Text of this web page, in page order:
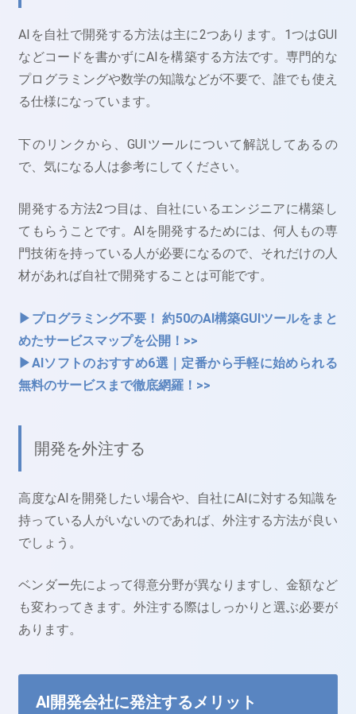
AIを自社で開発する方法は主に2つあります。1つはGUI
などコードを書かずにAIを構築する方法です。専門的な
プログラミングや数学の知識などが不要で、誰でも使え
る仕様になっています。
下のリンクから、GUIツールについて解説してあるの
で、気になる人は参考にしてください。
開発する方法2つ目は、自社にいるエンジニアに構築し
てもらうことです。AIを開発するためには、何人もの専
門技術を持っている人が必要になるので、それだけの人
材があれば自社で開発することは可能です。
▶プログラミング不要！ 約50のAI構築GUIツールをまと
めたサービスマップを公開！>>
▶AIソフトのおすすめ6選｜定番から手軽に始められる
無料のサービスまで徹底網羅！>>
開発を外注する
高度なAIを開発したい場合や、自社にAIに対する知識を
持っている人がいないのであれば、外注する方法が良い
でしょう。
ベンダー先によって得意分野が異なりますし、金額など
も変わってきます。外注する際はしっかりと選ぶ必要が
あります。
AI開発会社に発注するメリット